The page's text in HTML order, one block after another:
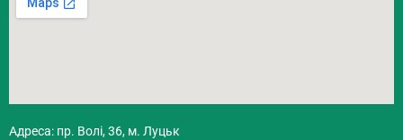
Адреса: пр. Волі, 36, м. Луцьк